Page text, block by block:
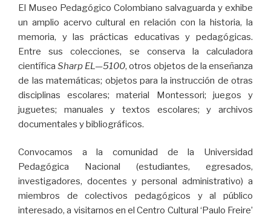
El Museo Pedagógico Colombiano salvaguarda y exhibe
un amplio acervo cultural en relación con la historia, la
memoria, y las prácticas educativas y pedagógicas.
Entre sus colecciones, se conserva la calculadora
científicaSharp EL—5100, otros objetos de la enseñanza
de las matemáticas; objetos para la instrucción de otras
disciplinas escolares; material Montessori; juegos y
juguetes; manuales y textos escolares; y archivos
documentales y bibliográficos.
Convocamos a la comunidad de la Universidad
Pedagógica Nacional (estudiantes, egresados,
investigadores, docentes y personal administrativo) a
miembros de colectivos pedagógicos y al público
interesado, a visitarnos en el Centro Cultural ‘Paulo Freire’